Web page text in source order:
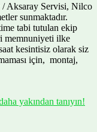
Aksaray Servisi, Nilco
sunmaktadır.
tabi tutulan ekip
memnuniyeti ilke
kesintisiz olarak siz
için, montaj,
yakından tanıyın!